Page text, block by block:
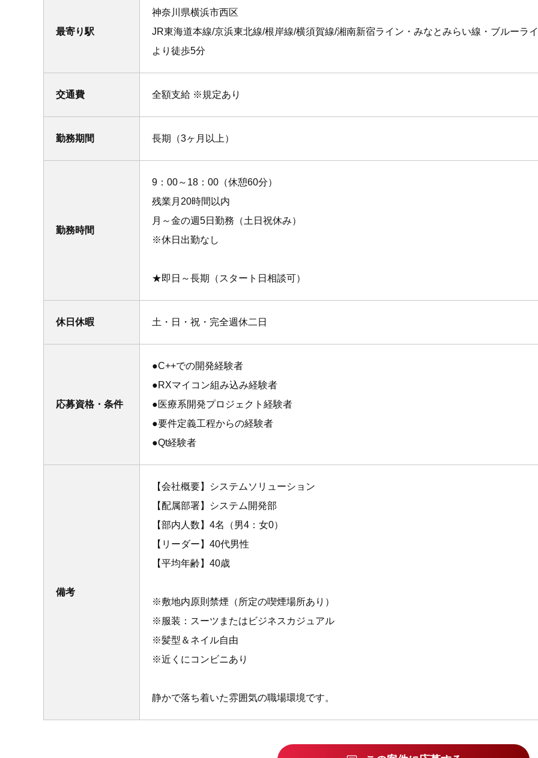
最寄り駅
神奈川県横浜市西区
JR東海道本線/京浜東北線/根岸線/横須賀線/湘南新宿ライン・みなとみらい線・ブルーラ
より徒歩5分
交通費 全額支給 ※規定あり
勤務期間 長期（3ヶ月以上）
勤務時間
9：00～18：00（休憩60分）
残業月20時間以内
月～金の週5日勤務（土日祝休み）
※休日出勤なし
★即日～長期（スタート日相談可）
休日休暇 土・日・祝・完全週休二日
応募資格・条件
●C++での開発経験者
●RXマイコン組み込み経験者
●医療系開発プロジェクト経験者
●要件定義工程からの経験者
●Qt経験者
備考
【会社概要】システムソリューション
【配属部署】システム開発部
【部内人数】4名（男4：女0）
【リーダー】40代男性
【平均年齢】40歳
※敷地内原則禁煙（所定の喫煙場所あり）
※服装：スーツまたはビジネスカジュアル
※髪型＆ネイル自由
※近くにコンビニあり
静かで落ち着いた雰囲気の職場環境です。